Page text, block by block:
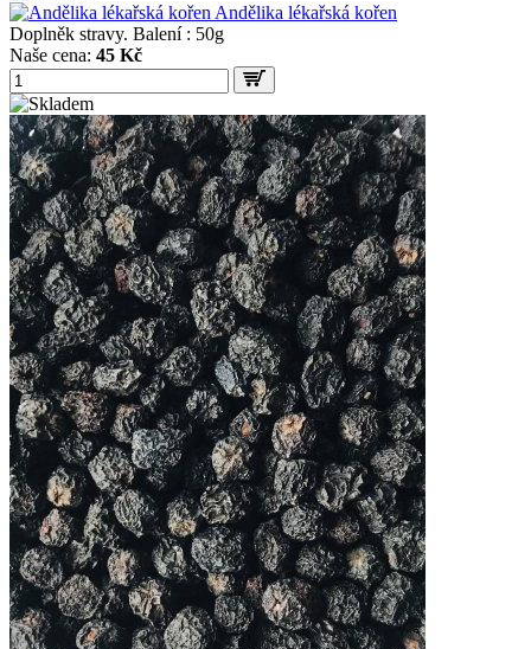
Andělika lékařská kořen
Doplněk stravy. Balení : 50g
Naše cena: 45 Kč